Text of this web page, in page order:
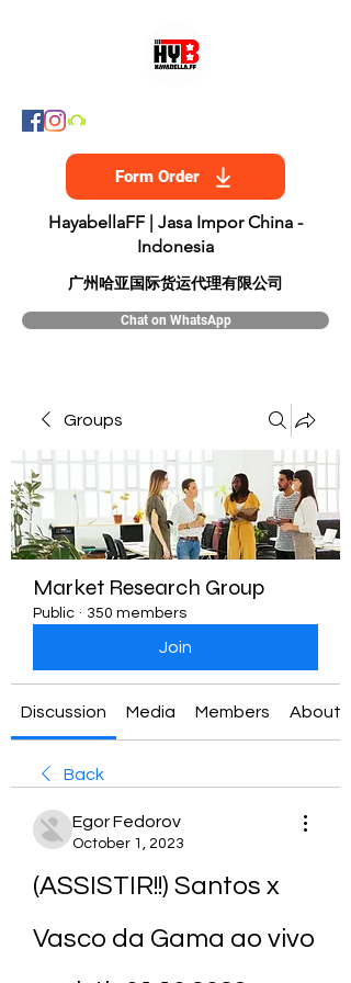
Form Order
HayabellaFF | Jasa Impor China -
Indonesia
​广州哈亚国际货运代理有限公司
Chat on WhatsApp
Groups
Market Research Group
Public · 350 members
Join
Discussion Media Members About
Back
Egor Fedorov
October 1, 2023
(ASSISTIR!!) Santos x
Vasco da Gama ao vivo